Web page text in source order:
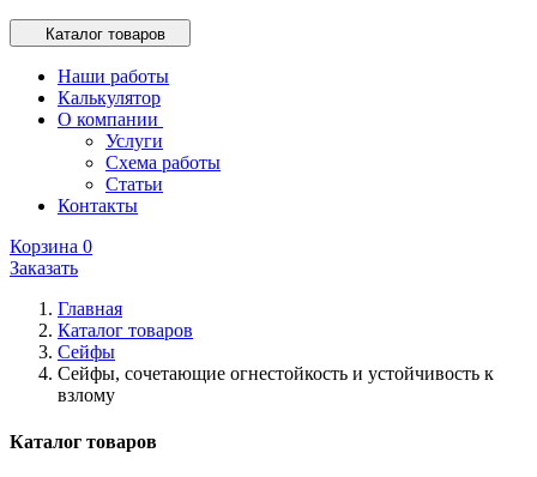
Каталог товаров
Наши работы
Калькулятор
О компании
Услуги
Схема работы
Статьи
Контакты
Корзина 0
Заказать
Главная
Каталог товаров
Сейфы
Сейфы, сочетающие огнестойкость и устойчивость к
взлому
Каталог товаров